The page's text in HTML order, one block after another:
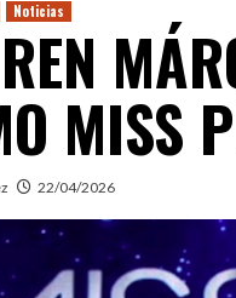
Noticias
MISS
22/04/2026